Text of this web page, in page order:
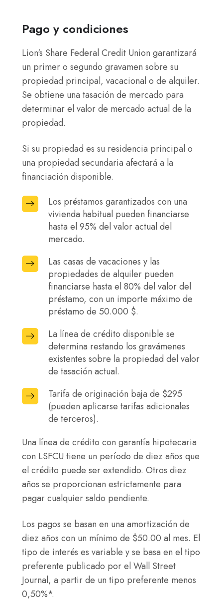
agua
el
tejado.
Pago y condiciones
Lion's Share Federal Credit Union garantizará
un primer o segundo gravamen sobre su
propiedad principal, vacacional o de alquiler.
Se obtiene una tasación de mercado para
determinar el valor de mercado actual de la
propiedad.
Si su propiedad es su residencia principal o
una propiedad secundaria afectará a la
financiación disponible.
Los préstamos garantizados con una
vivienda habitual pueden financiarse
hasta el 95% del valor actual del
mercado.
Los
préstamos
garantizados
una
vivienda
habitual
pueden
financiarse
hasta
el
actual
mercado.
Las casas de vacaciones y las
propiedades de alquiler pueden
financiarse hasta el 80% del valor del
préstamo, con un importe máximo de
préstamo de 50.000 $.
Las
casas
vacaciones
las
propiedades
alquiler
pueden
financiarse
80%
del
valor
del
préstamo,
un
importe
máximo
de
préstamo
de
La línea de crédito disponible se
determina restando los gravámenes
existentes sobre la propiedad del valor
de tasación actual.
La
línea
crédito
disponible
se
determina
los
gravámenes
existentes
sobre
la
del
valor
de
tasación
actual.
Tarifa de originación baja de $295
(pueden aplicarse tarifas adicionales
de terceros).
Tarifa
de
originación
baja
$295
(pueden
aplicarse
tarifas
adicionales
de
terceros).
Una línea de crédito con garantía hipotecaria
con LSFCU tiene un período de diez años que
el crédito puede ser extendido. Otros diez
años se proporcionan estrictamente para
pagar cualquier saldo pendiente.
Los pagos se basan en una amortización de
diez años con un mínimo de $50.00 al mes. El
tipo de interés es variable y se basa en el tipo
preferente publicado por el Wall Street
Journal, a partir de un tipo preferente menos
0,50%*.